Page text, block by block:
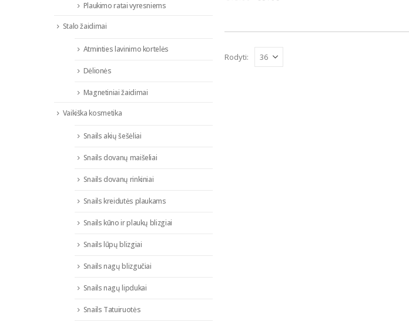
Rodyti:
Plaukimo ratai vyresniems
Stalo žaidimai
Atminties lavinimo kortelės
Dėlionės
Magnetiniai žaidimai
Vaikiška kosmetika
Snails akių šešėliai
Snails dovanų maišeliai
Snails dovanų rinkiniai
Snails kreidutės plaukams
Snails kūno ir plaukų blizgiai
Snails lūpų blizgiai
Snails nagų blizgučiai
Snails nagų lipdukai
Snails Tatuiruotės